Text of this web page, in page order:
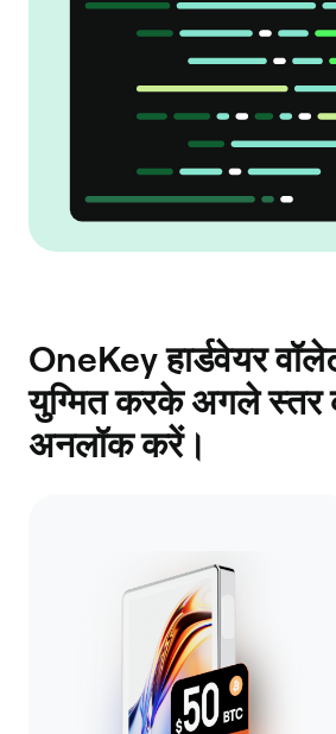
OneKey हार्डवेयर
युग्मित करके अगले स्तर
अनलॉक करें।